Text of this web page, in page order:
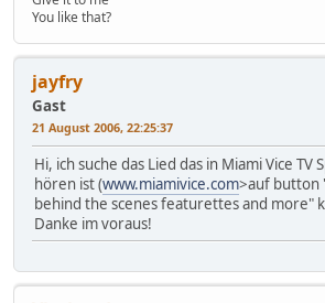
You like that?
jayfry
Gast
21 August 2006, 22:25:37
Hi, ich suche das Lied das in Miami Vice TV
hören ist (www.miamivice.com>auf button
behind the scenes featurettes and more"
Danke im voraus!